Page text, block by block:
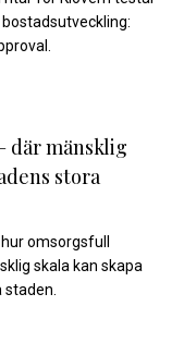
där mänsklig
stora
omsorgsfull
skala kan skapa
staden.